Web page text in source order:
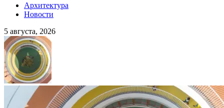
Архитектура
Новости
5 августа, 2026